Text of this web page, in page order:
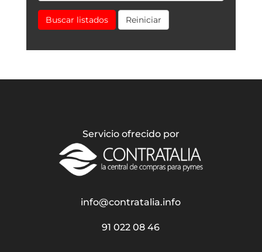
Buscar listados Reiniciar
Servicio ofrecido por
info@contratalia.info
91 022 08 46